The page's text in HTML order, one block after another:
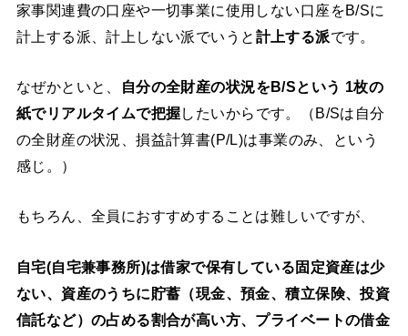
家事関連費の口座や一切事業に使用しない口座をB/Sに
計上する派、計上しない派でいうと 計上する派です。
なぜかといと、
自分の全財産の状況をB/Sという 1枚の
紙でリアルタイムで把握したいからです。（B/Sは自分
の全財産の状況、損益計算書(P/L)は事業のみ、という
感じ。）
もちろん、全員におすすめすることは難しいですが、
自宅(自宅兼事務所)は借家で保有している固定資産は少
ない、資産のうちに貯蓄（現金、預金、積立保険、投資
信託など）の占める割合が高い方、プライベートの借金